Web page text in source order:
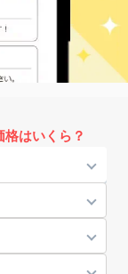
はいくら？